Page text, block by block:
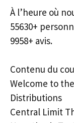
À l’heure où
55630+
9958+ avis.
Contenu du
Welcome to
Distributions
Central Limit